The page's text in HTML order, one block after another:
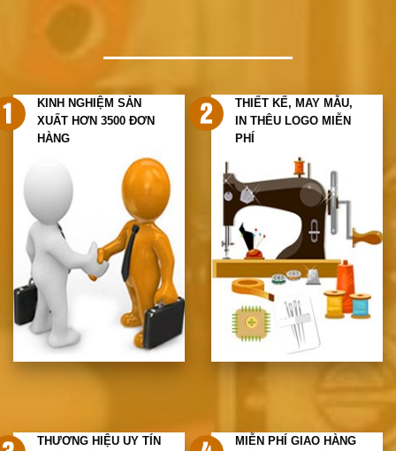
KINH NGHIỆM SẢN
XUẤT HƠN 3500 ĐƠN
HÀNG
THIẾT KẾ, MAY MẪU,
IN THÊU LOGO MIỄN
PHÍ
THƯƠNG HIỆU UY TÍN
MIỄN PHÍ GIAO HÀNG